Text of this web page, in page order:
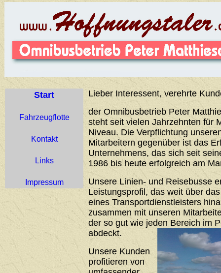
Start
Fahrzeugflotte
Kontakt
Links
Impressum
Lieber Interessent, verehrte
der Omnibusbetrieb Peter
steht seit vielen Jahrzehnten für
Niveau. Die Verpflichtung
Mitarbeitern gegenüber ist das
Unternehmens, das sich seit
1986 bis heute erfolgreich am
Unsere Linien- und Reisebusse
Leistungsprofil, das weit über
eines Transportdienstleisters
zusammen mit unseren
der so gut wie jeden Bereich im
abdeckt.
Unsere Kunden
profitieren von